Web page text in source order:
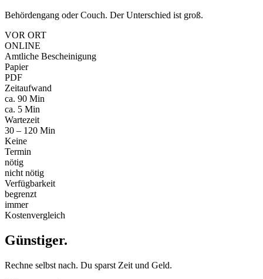
Behördengang oder Couch. Der Unterschied ist groß.
VOR ORT
ONLINE
Amtliche Bescheinigung
Papier
PDF
Zeitaufwand
ca. 90 Min
ca. 5 Min
Wartezeit
30 – 120 Min
Keine
Termin
nötig
nicht nötig
Verfügbarkeit
begrenzt
immer
Kostenvergleich
Günstiger.
Rechne selbst nach. Du sparst Zeit und Geld.